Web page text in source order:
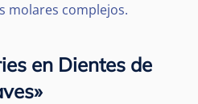
molares complejos.
en Dientes de